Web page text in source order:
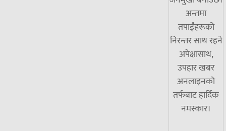
अन्तमा
तपाईंहरूको
निरन्तर साथ रहने
अपेक्षासाथ,
उपहार खबर
अनलाइनको
तर्फबाट हार्दिक
नमस्कार।